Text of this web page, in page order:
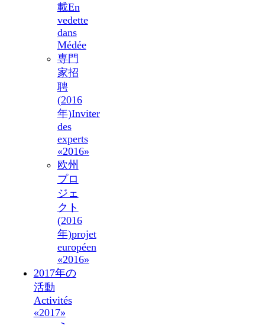
載En
vedette
dans
Médée
専門
家招
聘
(2016
年)Inviter
des
experts
«2016»
欧州
プロ
ジェ
クト
(2016
年)projet
européen
«2016»
2017年の
活動
Activités
«2017»